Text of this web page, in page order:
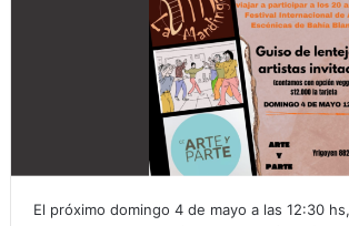
El próximo domingo 4 de mayo a las 12:30